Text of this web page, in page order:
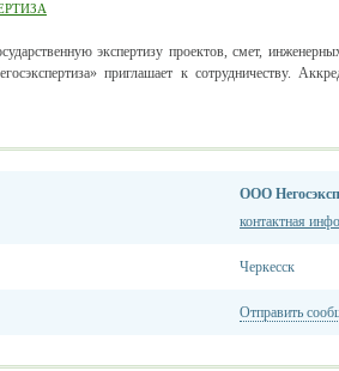
экспертизу проектов, смет,
приглашает к сотрудничеству.
ООО
контактная
Черкесск
Отправить